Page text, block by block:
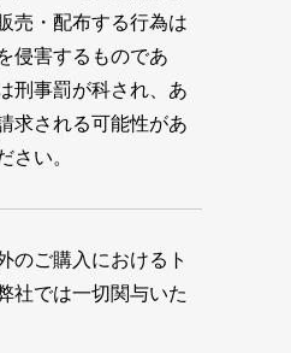
売・配布する行為は
侵害するものであ
刑事罰が科され、あ
求される可能性があ
さい。
のご購入におけるト
社では一切関与いた